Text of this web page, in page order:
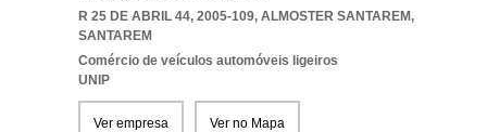
R 25 DE ABRIL 44, 2005-109, ALMOSTER SANTAREM,
SANTAREM
Comércio de veículos automóveis ligeiros
UNIP
Ver empresa Ver no Mapa